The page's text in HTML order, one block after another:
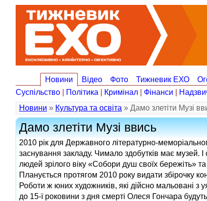
Новини Відео Фото Тижневик ЕХО
Суспільство
Політика Кримінал Фінанси
Новини » Культура та освіта » Дамо злетіти Музі
Дамо злетіти Музі ввись
2010 рік для Державного літературно-
заснування закладу. Чимало здобутків має музей.
людей зрілого віку «Собори душ своїх бережіть»
Планується протягом 2010 року видати збірочку
Роботи ж юних художників, які дійсно мальовані
до 15‑ї роковини з дня смерті Олеся Гончара